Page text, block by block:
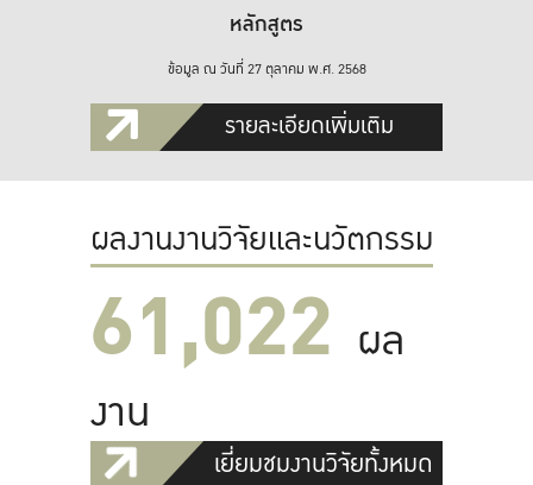
หลักสูตร
ข้อมูล ณ วันที่ 27 ตุลาคม พ.ศ. 2568
รายละเอียดเพิ่มเติม
ผลงานงานวิจัยและนวัตกรรม
61,022 ผล
งาน
เยี่ยมชมงานวิจัยทั้งหมด